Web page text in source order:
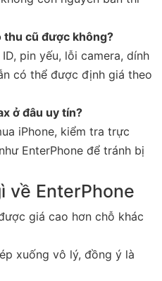
thu cũ được không?
pin yếu, lỗi camera, dính
có thể được định giá theo
ở đâu uy tín?
iPhone, kiểm tra trực
EnterPhone để tránh bị
về EnterPhone
giá cao hơn chỗ khác
xuống vô lý, đồng ý là